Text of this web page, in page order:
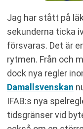
Jag har stått på
sekunderna ticka
försvaras. Det är
rytmen. Från och
dock nya regler
Damallsvenskan
IFAB:s nya
tidsgränser vid